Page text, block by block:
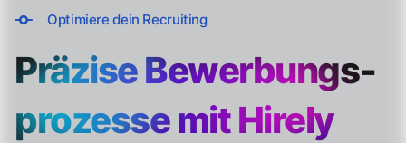
Optimiere dein Recruiting
Präzise Bewerbungs­
prozesse mit Hirely